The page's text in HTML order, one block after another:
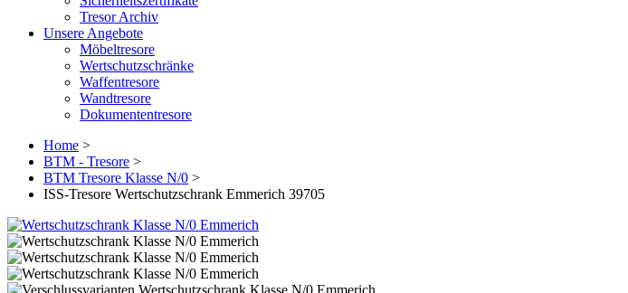
Tresor Archiv
Unsere Angebote
Möbeltresore
Wertschutzschränke
Waffentresore
Wandtresore
Dokumententresore
Home >
BTM - Tresore >
BTM Tresore Klasse N/0 >
ISS-Tresore Wertschutzschrank Emmerich 39705